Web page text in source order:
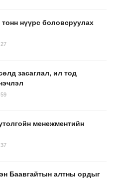
нүүрс боловсруулах
засаглал, ил тод
менежментийн
Баавгайтын алтны ордыг